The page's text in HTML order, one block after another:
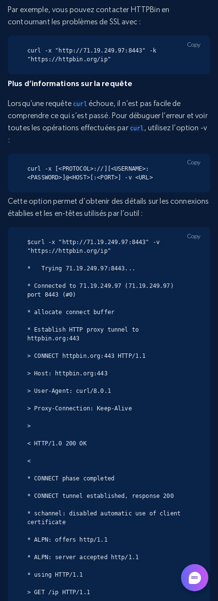
Par exemple, vous pouvez contacter HTTPBin en
contournant les problèmes de SSL avec :
curl -x "http://71.19.249.97:8443" -k
"https://httpbin.org/ip"
Copy
Plus d’informations sur la requête
Lorsqu’une requête curl échoue, il n’est pas facile de
comprendre ce qui s’est passé. Pour débuguer l’erreur et voir
toutes les opérations effectuées par curl , utilisez l’option -v
:
curl -x [<PROTOCOL>://][<USERNAME>:
<PASSWORD>]@<HOST>[:<PORT>] -v <URL>
Copy
Cette option permet d’obtenir des détails sur les connexions
établies et les en-têtes utilisés par l’outil :
$curl -x "http://71.19.249.97:8443" -v
"https://httpbin.org/ip"
*   Trying 71.19.249.97:8443...
* Connected to 71.19.249.97 (71.19.249.97)
port 8443 (#0)
* allocate connect buffer
* Establish HTTP proxy tunnel to
httpbin.org:443
> CONNECT httpbin.org:443 HTTP/1.1
> Host: httpbin.org:443
> User-Agent: curl/8.0.1
> Proxy-Connection: Keep-Alive
>
< HTTP/1.0 200 OK
<
* CONNECT phase completed
* CONNECT tunnel established, response 200
* schannel: disabled automatic use of client
certificate
* ALPN: offers http/1.1
* ALPN: server accepted http/1.1
* using HTTP/1.1
> GET /ip HTTP/1.1
Copy